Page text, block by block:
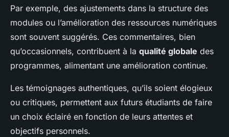
Par exemple, des ajustements dans la structure des
modules ou l’amélioration des ressources numériques
sont souvent suggérés. Ces commentaires, bien
qu’occasionnels, contribuent à la qualité globale des
programmes, alimentant une amélioration continue.
Les témoignages authentiques, qu’ils soient élogieux
ou critiques, permettent aux futurs étudiants de faire
un choix éclairé en fonction de leurs attentes et
objectifs personnels.